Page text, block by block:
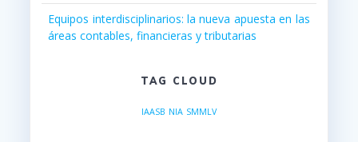
Equipos interdisciplinarios: la nueva apuesta en las
áreas contables, financieras y tributarias
TAG CLOUD
IAASB NIA SMMLV